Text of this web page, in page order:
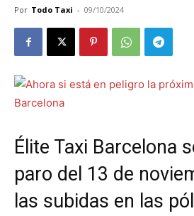
Por Todo Taxi - 09/10/2024
Élite Taxi Barcelona
paro del 13 de
las subidas en las